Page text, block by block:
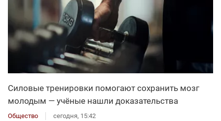
Силовые тренировки помогают сохранить мозг
молодым — учёные нашли доказательства
Общество сегодня, 15:42